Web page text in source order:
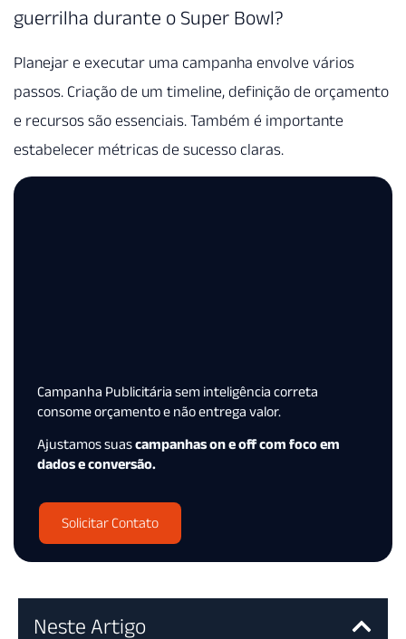
guerrilha durante o Super Bowl?
Planejar e executar uma campanha envolve vários
passos. Criação de um timeline, definição de orçamento
e recursos são essenciais. Também é importante
estabelecer métricas de sucesso claras.
Campanha Publicitária sem inteligência correta
consome orçamento e não entrega valor.
Ajustamos suascampanhas on e off com foco em
dados e conversão.
Solicitar Contato
Neste Artigo